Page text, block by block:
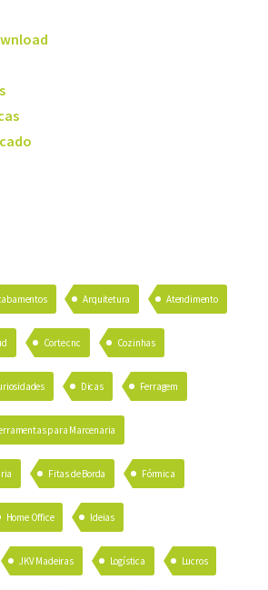
Arquitetura Atendimento
Corte cnc Cozinhas
Dicas Ferragem
para Marcenaria
Fitas de Borda Fórmica
Home Office Ideias
JKV Madeiras Logística Lucros